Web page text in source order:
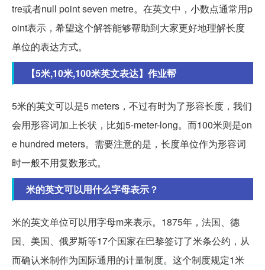
tre或者null point seven metre。在英文中，小数点通常用p
oint表示，希望这个解答能够帮助到大家更好地理解长度
单位的表达方式。
【5米,10米,100米英文表达】作业帮
5米的英文可以是5 meters，不过有时为了形容长度，我们
会用形容词加上长状，比如5-meter-long。而100米则是on
e hundred meters。需要注意的是，长度单位作为形容词
时一般不用复数形式。
米的英文可以用什么字母表示？
米的英文单位可以用字母m来表示。1875年，法国、德
国、美国、俄罗斯等17个国家在巴黎签订了米条公约，从
而确认米制作为国际通用的计量制度。这个制度规定1米